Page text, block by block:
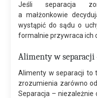
Jeśli separacja
a małżonkowie
wystąpić do sądu o
formalnie przywraca ich
Alimenty w separacji
Alimenty w separacji to
zrozumienia zarówno
Separacja –